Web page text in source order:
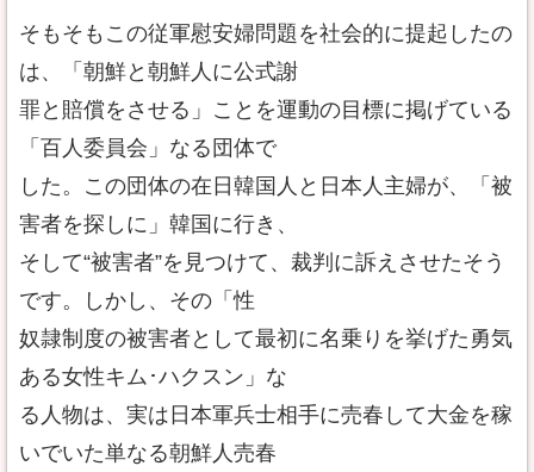
そもそもこの従軍慰安婦問題を社会的に提起したの
は、「朝鮮と朝鮮人に公式謝
罪と賠償をさせる」ことを運動の目標に掲げている
「百人委員会」なる団体で
した。この団体の在日韓国人と日本人主婦が、「被
害者を探しに」韓国に行き、
そして“被害者”を見つけて、裁判に訴えさせたそう
です。しかし、その「性
奴隷制度の被害者として最初に名乗りを挙げた勇気
ある女性キム･ハクスン」な
る人物は、実は日本軍兵士相手に売春して大金を稼
いでいた単なる朝鮮人売春